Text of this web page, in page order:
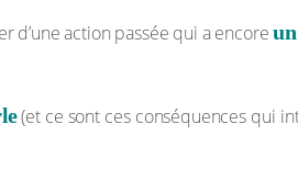
d’une action passée qui a encore
(et ce sont ces conséquences qui